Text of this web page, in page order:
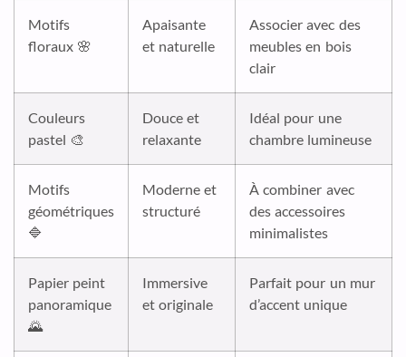
Motifs
floraux 🌸
Apaisante
et naturelle
Associer avec des
meubles en bois
clair
Couleurs
pastel 🎨
Douce et
relaxante
Idéal pour une
chambre lumineuse
Motifs
géométriques
🔷
Moderne et
structuré
À combiner avec
des accessoires
minimalistes
Papier peint
panoramique
🌄
Immersive
et originale
Parfait pour un mur
d’accent unique